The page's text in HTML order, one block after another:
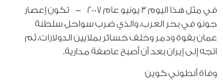
في مثل هذا اليوم 3 يونيو عام 2007 - تكون إعصار
جونو في بحر العرب، والذي ضرب سواحل سلطنة
عمان بقوة ودمر وخلف خسائر بملايين الدولارات، ثم
اتجه إلى إيران بعد أن أصبح عاصفة مدارية.
وفاة أنطوني كوين